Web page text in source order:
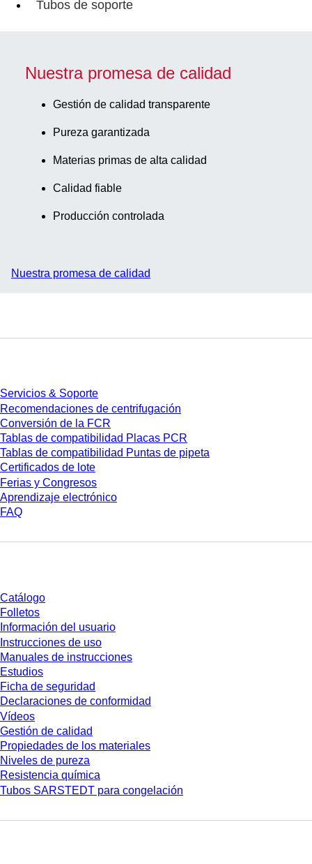
Tubos de soporte
Nuestra promesa de calidad
Gestión de calidad transparente
Pureza garantizada
Materias primas de alta calidad
Calidad fiable
Producción controlada
Nuestra promesa de calidad
Servicios & Soporte
Recomendaciones de centrifugación
Conversión de la FCR
Tablas de compatibilidad Placas PCR
Tablas de compatibilidad Puntas de pipeta
Certificados de lote
Ferias y Congresos
Aprendizaje electrónico
FAQ
Catálogo
Folletos
Información del usuario
Instrucciones de uso
Manuales de instrucciones
Estudios
Ficha de seguridad
Declaraciones de conformidad
Vídeos
Gestión de calidad
Propiedades de los materiales
Niveles de pureza
Resistencia química
Tubos SARSTEDT para congelación